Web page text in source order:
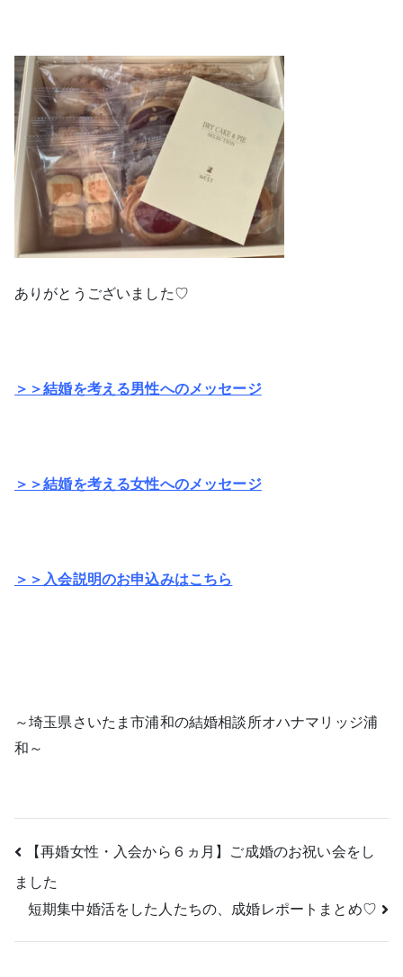
ありがとうございました♡
＞＞結婚を考える男性へのメッセージ
＞＞結婚を考える女性へのメッセージ
＞＞入会説明のお申込みはこちら
～埼玉県さいたま市浦和の結婚相談所オハナマリッジ浦
和～
投
稿
【再婚女性・入会から６ヵ月】ご成婚のお祝い会をし
ました
短期集中婚活をした人たちの、成婚レポートまとめ♡